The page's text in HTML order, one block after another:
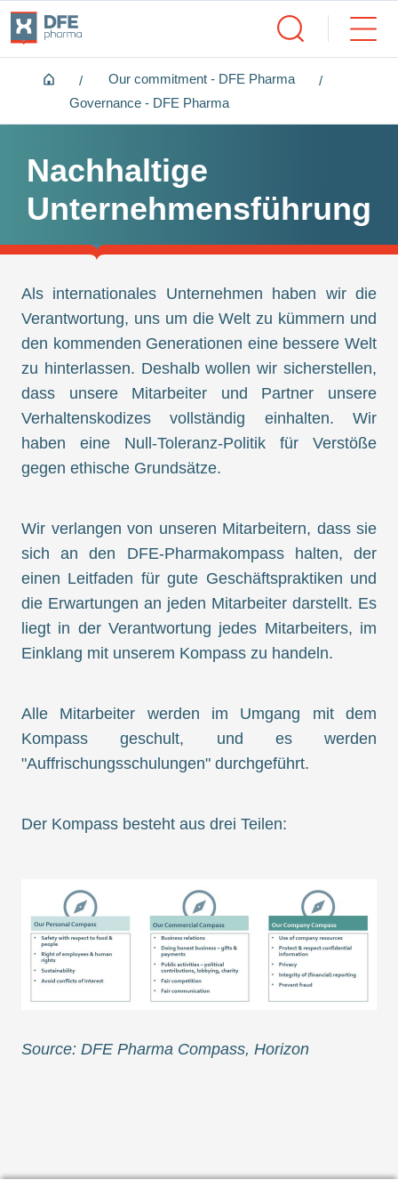
Home
Our commitment - DFE Pharma
Governance - DFE Pharma
Nachhaltige
Unternehmensführung
Als internationales Unternehmen haben wir die
Verantwortung, uns um die Welt zu kümmern und
den kommenden Generationen eine bessere Welt
zu hinterlassen. Deshalb wollen wir sicherstellen,
dass unsere Mitarbeiter und Partner unsere
Verhaltenskodizes vollständig einhalten. Wir
haben eine Null-Toleranz-Politik für Verstöße
gegen ethische Grundsätze.
Wir verlangen von unseren Mitarbeitern, dass sie
sich an den DFE-Pharmakompass halten, der
einen Leitfaden für gute Geschäftspraktiken und
die Erwartungen an jeden Mitarbeiter darstellt. Es
liegt in der Verantwortung jedes Mitarbeiters, im
Einklang mit unserem Kompass zu handeln.
Alle Mitarbeiter werden im Umgang mit dem
Kompass geschult, und es werden
"Auffrischungsschulungen" durchgeführt.
Der Kompass besteht aus drei Teilen:
Source: DFE Pharma Compass, Horizon